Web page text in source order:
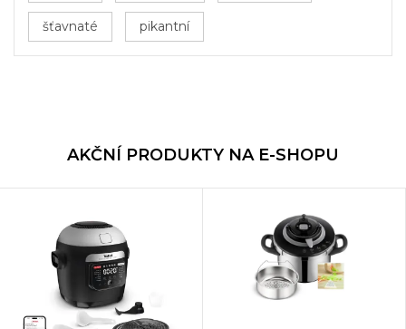
šťavnaté pikantní
AKČNÍ PRODUKTY NA E-SHOPU